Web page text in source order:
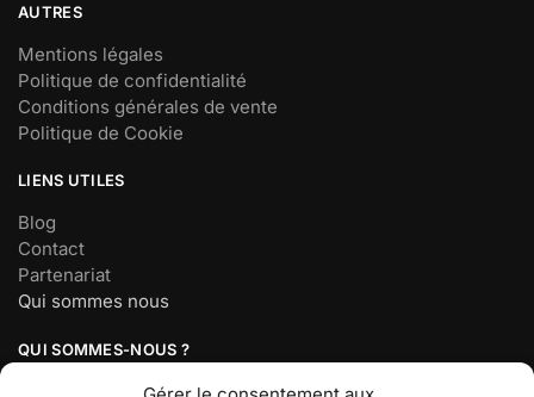
AUTRES
Mentions légales
Politique de confidentialité
Conditions générales de vente
Politique de Cookie
LIENS UTILES
Blog
Contact
Partenariat
Qui sommes nous
QUI SOMMES-NOUS ?
Société basée à Paris, France